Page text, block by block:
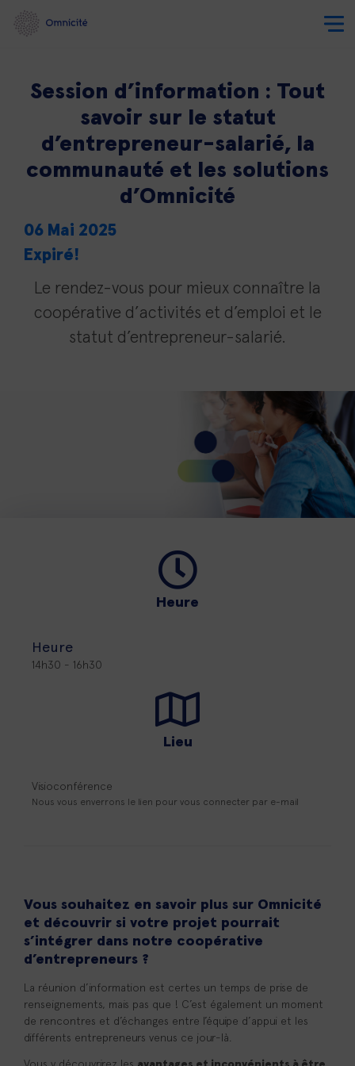
Session d’information : Tout
savoir sur le statut
d’entrepreneur-salarié, la
communauté et les solutions
d’Omnicité
06 Mai 2025
Expiré!
Le rendez-vous pour mieux connaître la
coopérative d’activités et d’emploi et le
statut d’entrepreneur-salarié.
Heure
Heure
14h30 - 16h30
Lieu
Visioconférence
Nous vous enverrons le lien pour vous connecter par e-mail
Vous souhaitez en savoir plus sur Omnicité
et découvrir si votre projet pourrait
s’intégrer dans notre coopérative
d’entrepreneurs ?
La réunion d’information est certes un temps de prise de
renseignements, mais pas que ! C’est également un moment
de rencontres et d’échanges entre l’équipe d’appui et les
différents entrepreneurs venus ce jour-là.